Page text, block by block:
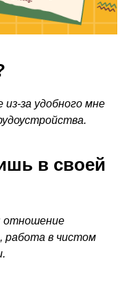
за удобного мне
в своей
отношение
работа в чистом